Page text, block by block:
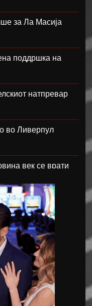
за Ла Масија
поддршка на
натпревар
во Ливерпул
век се врати
бренд по 81
од грешките
Гранада